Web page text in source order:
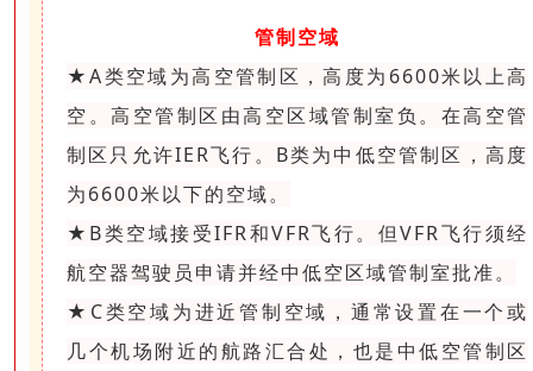
管制空域
★A类空域为高空管制区，高度为6600米以上高
空。高空管制区由高空区域管制室负。在高空管
制区只允许IER飞行。B类为中低空管制区，高度
为6600米以下的空域。
★B类空域接受IFR和VFR飞行。但VFR飞行须经
航空器驾驶员申请并经中低空区域管制室批准。
★C类空域为进近管制空域，通常设置在一个或
几个机场附近的航路汇合处，也是中低空管制区